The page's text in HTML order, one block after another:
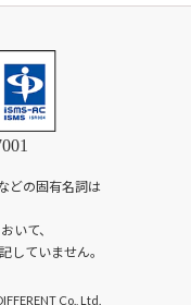
どの固有名詞は
いて、
していません。
Co., Ltd.